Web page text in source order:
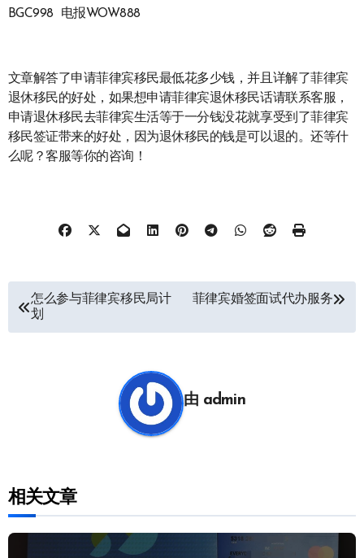
BGC998 电报WOW888
文章解答了申请菲律宾移民最低花多少钱，并且详解了菲律宾
退休移民的好处，如果想申请菲律宾退休移民话请联系客服，
申请退休移民去菲律宾生活等于一分钱没花就享受到了菲律宾
移民签证带来的好处，因为退休移民的钱是可以退的。还等什
么呢？客服等你的咨询！
怎么参与菲律宾移民局计
划
菲律宾婚签面试代办服务
由 admin
相关文章